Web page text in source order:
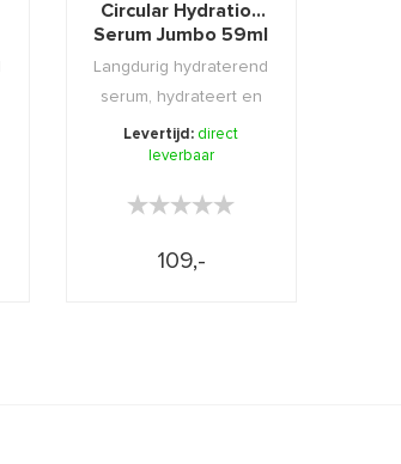
Circular Hydration
Serum Jumbo 59ml
Langdurig hydraterend
serum, hydrateert en
voedt de huid van ...
Levertijd: direct
leverbaar
★★★★★
★★★★★
109,-